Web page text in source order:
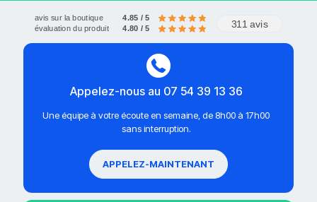
avis sur la boutique 4.85 / 5
évaluation du produit 4.80 / 5 311 avis
Appelez-nous au 07 54 39 13 36
Une équipe à votre écoute en semaine, de 8h00 à 17h00
sans interruption.
APPELEZ-MAINTENANT